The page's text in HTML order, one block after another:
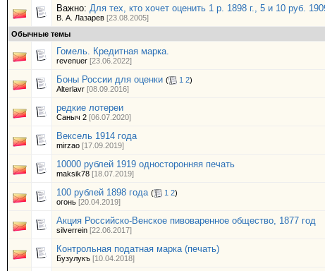
Важно: Для тех, кто хочет оценить 1 р. 1898 г., 5 и 10 руб.
В. А. Лазарев [23.08.2005]
Обычные темы
Гомель. Кредитная марка.
revenuer [23.06.2022]
Боны России для оценки ( 1 2)
Alterlavr [08.09.2016]
редкие лотереи
Саныч 2 [06.07.2020]
Вексель 1914 года
mirzao [17.09.2019]
10000 рублей 1919 односторонняя печать
maksik78 [18.07.2019]
100 рублей 1898 года ( 1 2)
огонь [20.04.2019]
Акция Российско-Венское пивоваренное общество, 1877 год
silverrein [22.06.2017]
Контрольная податная марка (печать)
Бузулукъ [10.04.2018]